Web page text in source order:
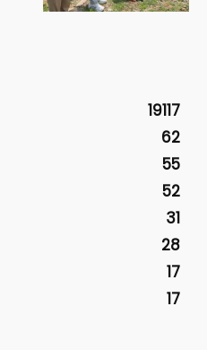
19117
62
55
52
31
28
17
17